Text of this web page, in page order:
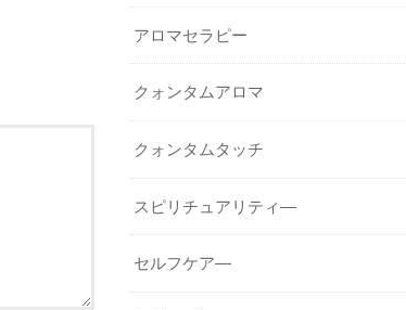
アロマセラピー
クォンタムアロマ
クォンタムタッチ
スピリチュアリティ―
セルフケア―